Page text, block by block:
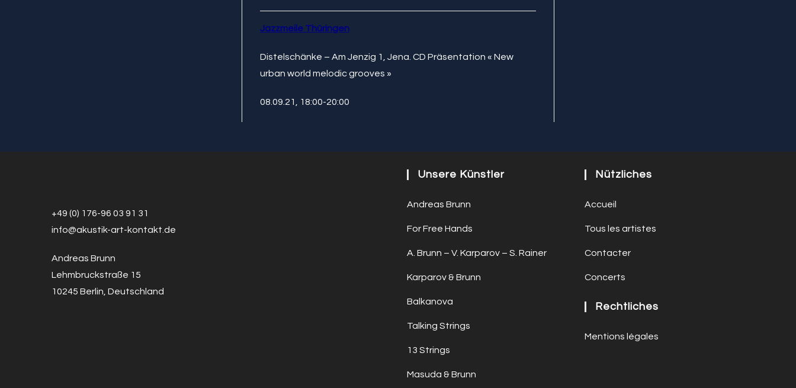
Jazzmeile Thüringen
Distelschänke – Am Jenzig 1, Jena. CD Präsentation « New
urban world melodic grooves »
08.09.21, 18:00-20:00
+49 (0) 176-96 03 91 31
info@akustik-art-kontakt.de
Andreas Brunn
Lehmbruckstraße 15
10245 Berlin, Deutschland
Unsere Künstler
Andreas Brunn
For Free Hands
A. Brunn – V. Karparov – S. Rainer
Karparov & Brunn
Balkanova
Talking Strings
13 Strings
Masuda & Brunn
Nützliches
Accueil
Tous les artistes
Contacter
Concerts
Rechtliches
Mentions légales